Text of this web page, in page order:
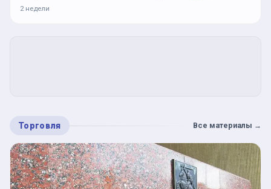
2 недели
Торговля Все материалы →